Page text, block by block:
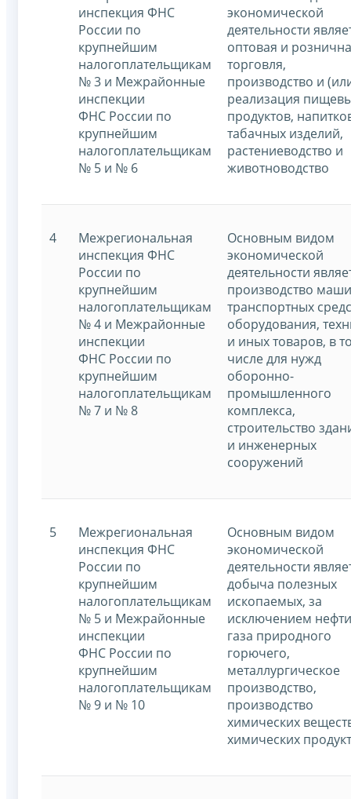
инспекция ФНС
России по
крупнейшим
налогоплательщикам
№ 3 и Межрайонные
инспекции
ФНС России по
крупнейшим
налогоплательщикам
№ 5 и № 6
экономической
деятельности
оптовая и
торговля,
производство и
реализация
продуктов,
табачных изделий,
растениеводство и
животноводство
4
Межрегиональная
инспекция ФНС
России по
крупнейшим
налогоплательщикам
№ 4 и Межрайонные
инспекции
ФНС России по
крупнейшим
налогоплательщикам
№ 7 и № 8
Основным видом
экономической
деятельности
производство
транспортных
оборудования,
и иных товаров, в
числе для нужд
оборонно-
промышленного
комплекса,
строительство
и инженерных
сооружений
5
Межрегиональная
инспекция ФНС
России по
крупнейшим
налогоплательщикам
№ 5 и Межрайонные
инспекции
ФНС России по
крупнейшим
налогоплательщикам
№ 9 и № 10
Основным видом
экономической
деятельности
добыча полезных
ископаемых, за
исключением
газа природного
горючего,
металлургическое
производство,
производство
химических
химических